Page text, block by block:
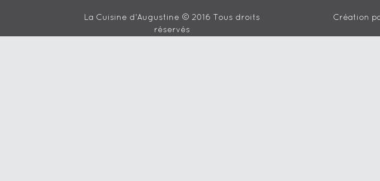
La Cuisine d'Augustine © 2016 Tous droits
réservés
Création